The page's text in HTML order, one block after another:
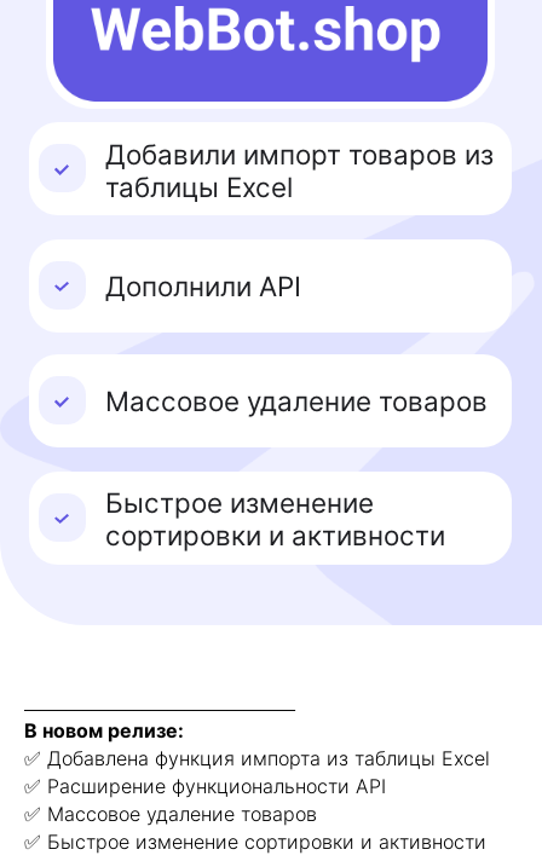
Массовое удаление товаров
сортировки и активности
В новом релизе:
✅ Добавлена функция импорта из таблицы Excel
✅ Расширение функциональности API
✅ Массовое удаление товаров
✅ Быстрое изменение сортировки и активности